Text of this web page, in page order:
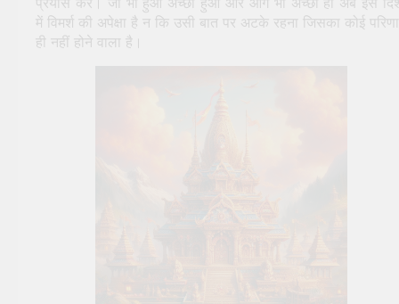
में विमर्श की अपेक्षा है न कि उसी बात पर अटके रहना जिसका कोई
ही नहीं होने वाला है।